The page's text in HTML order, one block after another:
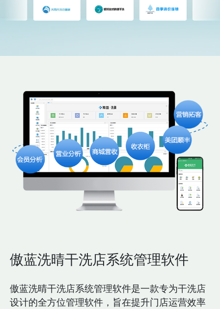
傲蓝洗晴干洗店系统管理软件
傲蓝洗晴干洗店系统管理软件是一款专为干洗店
设计的全方位管理软件，旨在提升门店运营效率